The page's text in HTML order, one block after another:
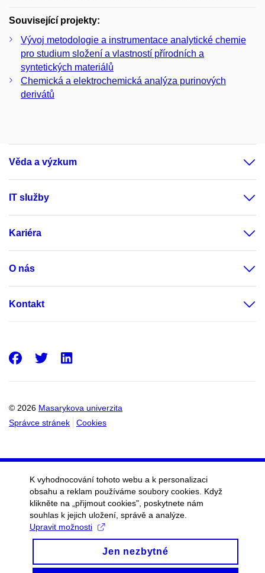
Související projekty:
Vývoj metodologie a instrumentace analytické chemie
pro studium složení a vlastností přírodních a
syntetických materiálů
Chemická a elektrochemická analýza purinových
derivátů
Věda a výzkum
IT služby
Kariéra
O nás
Kontakt
© 2026 Masarykova univerzita
Správce stránek
Cookies
Facebook
Twitter
K vyhodnocování tohoto webu a k personalizaci
obsahu a reklam používáme soubory cookies. Když
klikněte na „přijmout cookies", poskytnete nám
souhlas k jejich uložení, správě a analýze.
Upravit možnosti
Jen nezbytné